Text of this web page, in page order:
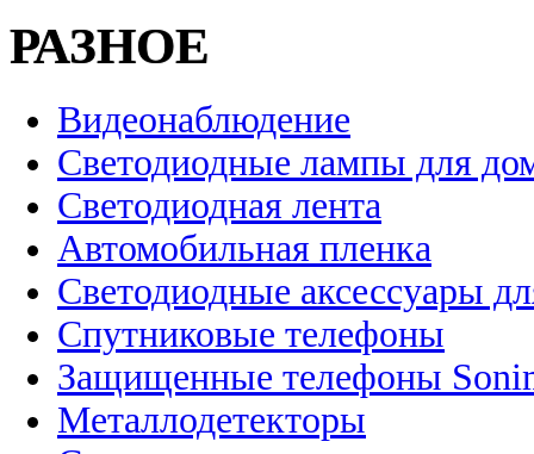
РАЗНОЕ
Видеонаблюдение
Светодиодные лампы для
Светодиодная лента
Автомобильная пленка
Светодиодные аксессуары
Спутниковые телефоны
Защищенные телефоны
Металлодетекторы